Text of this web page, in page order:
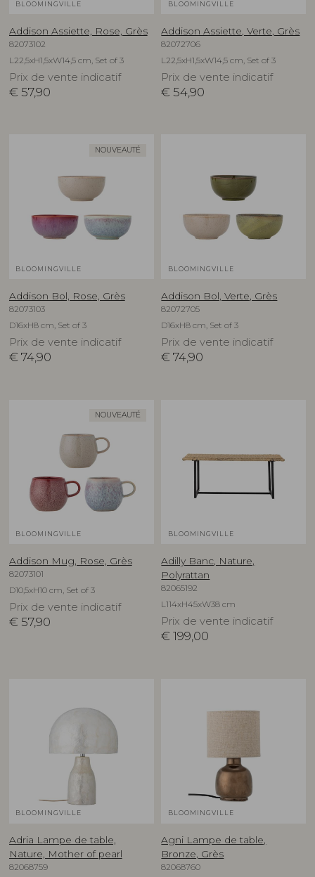
BLOOMINGVILLE
Addison Assiette, Rose, Grès
82073102
L22,5xH1,5xW14,5 cm, Set of 3
Prix de vente indicatif
€ 57,90
BLOOMINGVILLE
Addison Assiette, Verte, Grès
82072706
L22,5xH1,5xW14,5 cm, Set of 3
Prix de vente indicatif
€ 54,90
NOUVEAUTÉ
BLOOMINGVILLE
Addison Bol, Rose, Grès
82073103
D16xH8 cm, Set of 3
Prix de vente indicatif
€ 74,90
BLOOMINGVILLE
Addison Bol, Verte, Grès
82072705
D16xH8 cm, Set of 3
Prix de vente indicatif
€ 74,90
NOUVEAUTÉ
BLOOMINGVILLE
Addison Mug, Rose, Grès
82073101
D10,5xH10 cm, Set of 3
Prix de vente indicatif
€ 57,90
BLOOMINGVILLE
Adilly Banc, Nature,
Polyrattan
82065192
L114xH45xW38 cm
Prix de vente indicatif
€ 199,00
BLOOMINGVILLE
Adria Lampe de table,
Nature, Mother of pearl
82068759
BLOOMINGVILLE
Agni Lampe de table,
Bronze, Grès
82068760